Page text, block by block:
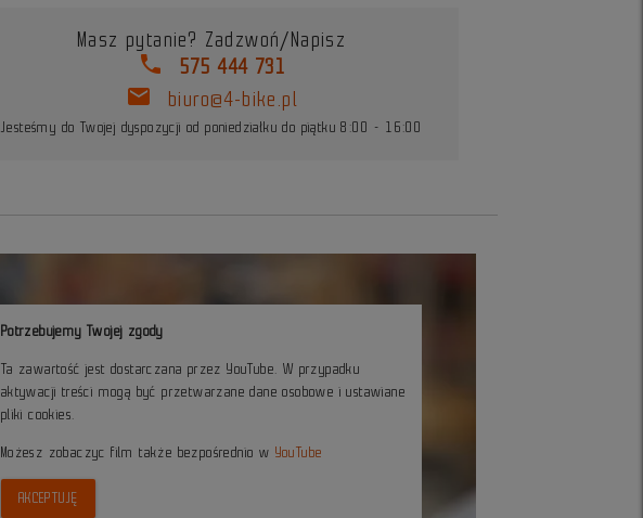
Masz pytanie? Zadzwoń/Napisz
phone 575 444 731
mail biuro@4-bike.pl
Jesteśmy do Twojej dyspozycji od poniedziałku do piątku 8:00 - 16:00
Potrzebujemy Twojej zgody
Ta zawartość jest dostarczana przez YouTube. W przypadku
aktywacji treści mogą być przetwarzane dane osobowe i ustawiane
pliki cookies.
Możesz zobaczyc film także bezpośrednio w YouTube
AKCEPTUJĘ